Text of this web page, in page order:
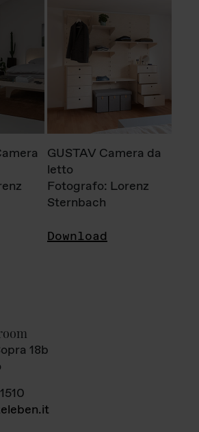
GUSTAV Camera da
letto
Fotografo: Lorenz
Sternbach
Download
18b